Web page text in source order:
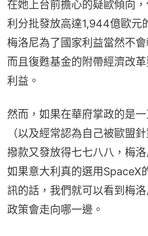
在她上台前擔心的疑歐傾向
利分批發放高達1,944億歐元
梅洛尼為了國家利益當然不
而且復甦基金的附帶經濟改
利益。
然而，如果在華府掌政的是
（以及經常認為自己被歐盟
撥款又發放得七七八八，梅
如果意大利真的選用SpaceX
訊的話，我們就可以看到梅
政策會走向哪一邊。